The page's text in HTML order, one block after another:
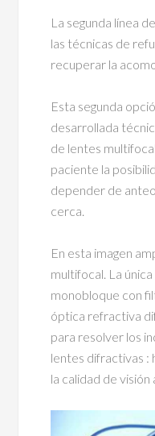
La segunda línea
las técnicas de
recuperar la
Esta segunda
desarrollada
de lentes
paciente la
depender de
cerca.
En esta imagen
multifocal. La
monobloque con
óptica refractiva
para resolver los
lentes difractivas :
la calidad de visión